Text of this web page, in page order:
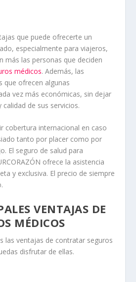
que puede ofrecerte un
especialmente para viajeros,
más las personas que deciden
médicos. Además, las
que ofrecen algunas
vez más económicas, sin dejar
de sus servicios.
cobertura internacional en caso
tanto por placer como por
El seguro de salud para
ofrece la asistencia
y exclusiva. El precio de siempre
VENTAJAS DE
MÉDICOS
las ventajas de contratar seguros
disfrutar de ellas.